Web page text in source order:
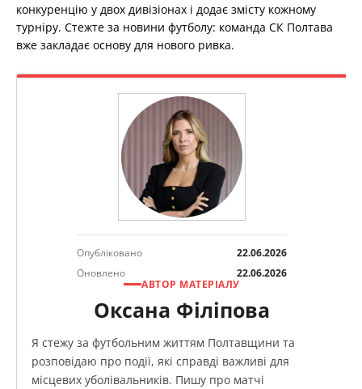
конкуренцію у двох дивізіонах і додає змісту кожному
турніру. Стежте за новини футболу: команда СК Полтава
вже закладає основу для нового ривка.
Опубліковано
22.06.2026
Оновлено
22.06.2026
АВТОР МАТЕРІАЛУ
Оксана Філіпова
Я стежу за футбольним життям Полтавщини та
розповідаю про події, які справді важливі для
місцевих уболівальників. Пишу про матчі